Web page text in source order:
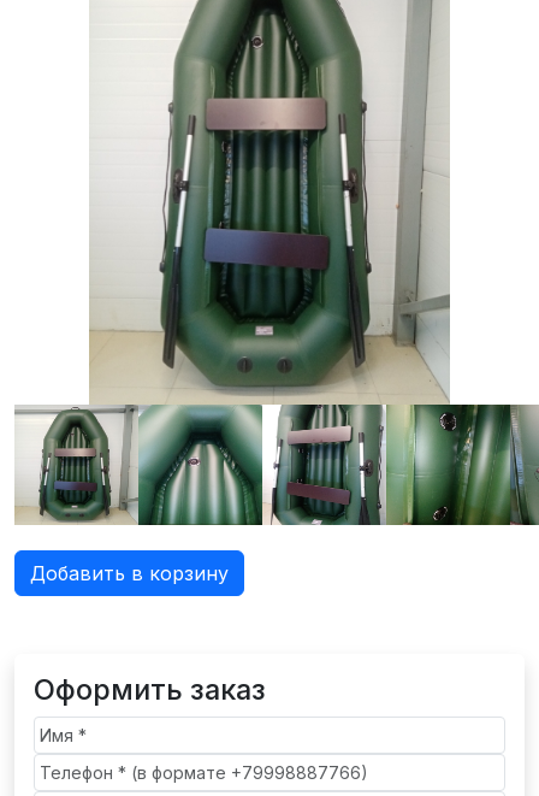
Садовая техника, электро и бензоинструмент
Прицепы для водной и мототехники
Запчасти и аксессуары
Добавить в корзину
Оформить заказ